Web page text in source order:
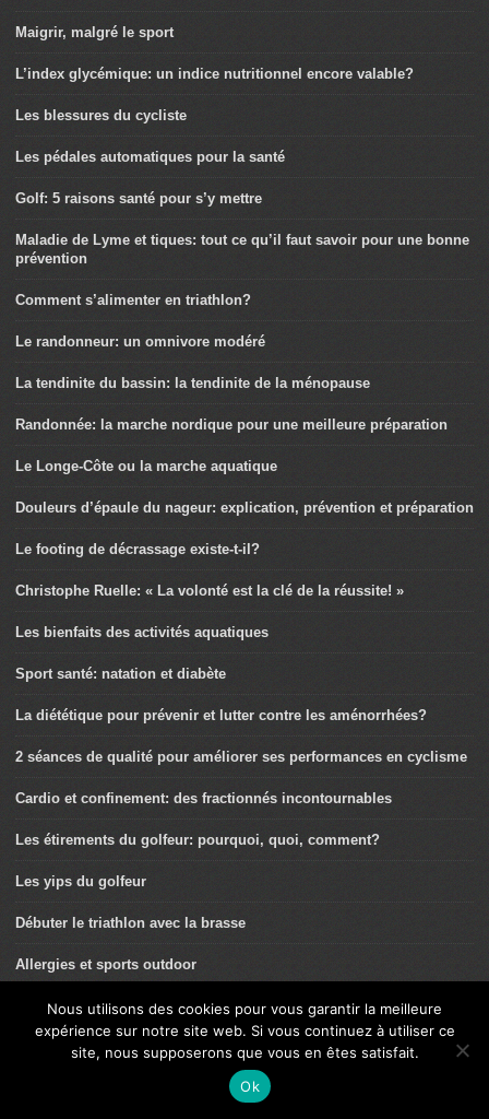
Maigrir, malgré le sport
L’index glycémique: un indice nutritionnel encore valable?
Les blessures du cycliste
Les pédales automatiques pour la santé
Golf: 5 raisons santé pour s’y mettre
Maladie de Lyme et tiques: tout ce qu’il faut savoir pour une bonne
prévention
Comment s’alimenter en triathlon?
Le randonneur: un omnivore modéré
La tendinite du bassin: la tendinite de la ménopause
Randonnée: la marche nordique pour une meilleure préparation
Le Longe-Côte ou la marche aquatique
Douleurs d’épaule du nageur: explication, prévention et préparation
Le footing de décrassage existe-t-il?
Christophe Ruelle: « La volonté est la clé de la réussite! »
Les bienfaits des activités aquatiques
Sport santé: natation et diabète
La diététique pour prévenir et lutter contre les aménorrhées?
2 séances de qualité pour améliorer ses performances en cyclisme
Cardio et confinement: des fractionnés incontournables
Les étirements du golfeur: pourquoi, quoi, comment?
Les yips du golfeur
Débuter le triathlon avec la brasse
Allergies et sports outdoor
Randonnée: comment concilier itinérance et santé?
L’entraînement croisé: une clé santé et performance!
Comment bien choisir sa chaussure de randonnée?
Nous utilisons des cookies pour vous garantir la meilleure
expérience sur notre site web. Si vous continuez à utiliser ce
site, nous supposerons que vous en êtes satisfait.
Ok